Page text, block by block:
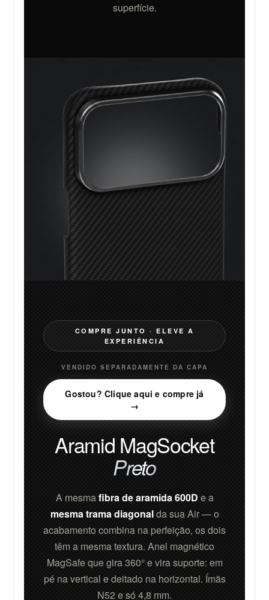
superfície.
COMPRE JUNTO · ELEVE A
EXPERIÊNCIA
VENDIDO SEPARADAMENTE DA CAPA
Gostou? Clique aqui e compre já
→
Aramid MagSocket
Preto
A mesmafibra de aramida 600D e a
mesma trama diagonalda sua Air — o
acabamento combina na perfeição, os dois
têm a mesma textura. Anel magnético
MagSafe que gira 360° e vira suporte: em
pé na vertical e deitado na horizontal. Ímãs
N52 e só 4,8 mm.